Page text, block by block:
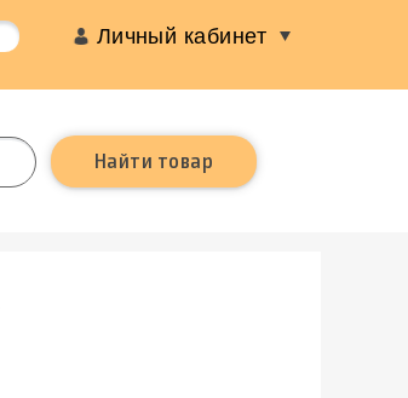
Личный кабинет